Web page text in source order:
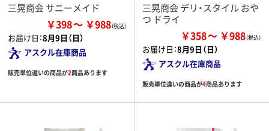
三晃商会 サニーメイド
￥398 ￥988
お届け日：8月9日（日）
アスクル在庫商品
販売単位違いの商品が2商品あります
三晃商会 デリ・スタイル おや
つ ドライ
￥358 ￥988
お届け日：8月9日（日）
アスクル在庫商品
販売単位違いの商品が4商品あります